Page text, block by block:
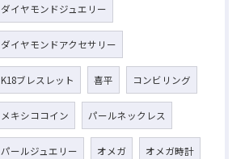
ダイヤモンドジュエリー
ダイヤモンドアクセサリー
K18ブレスレット 喜平 コンビリング
メキシココイン パールネックレス
パールジュエリー オメガ オメガ時計